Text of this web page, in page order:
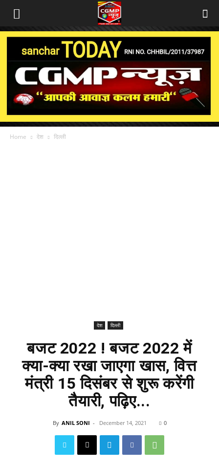
Home देश दिल्ली
देश दिल्ली
बजट 2022 ! बजट 2022 में
क्या-क्या रखा जाएगा खास, वित्त
मंत्री 15 दिसंबर से शुरू करेंगी
तैयारी, पढ़िए...
By ANIL SONI - December 14, 2021 0